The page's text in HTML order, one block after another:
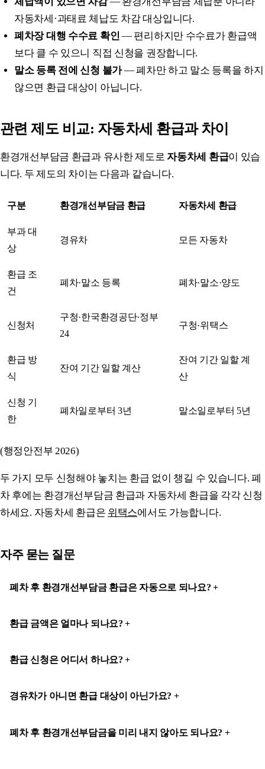
자동차세·과태료 체납도 차감 대상입니다.
폐차장 대행 수수료 확인 — 편리하지만 수수료가 환급액
보다 클 수 있으니 직접 신청을 권장합니다.
말소 등록 전에 신청 불가— 폐차만 하고 말소 등록을 하지
않으면 환급 대상이 아닙니다.
관련 제도 비교: 자동차세 환급과 차이
환경개선부담금 환급과 유사한 제도로 자동차세 환급이 있습
니다. 두 제도의 차이는 다음과 같습니다.
구분 환경개선부담금 환급 자동차세 환급
부과 대
상
경유차 모든 자동차
환급 조
건
폐차·말소 등록 폐차·말소·양도
신청처
구청·한국환경공단·정부
24
구청·위택스
환급 방
식
잔여 기간 일할 계산
잔여 기간 일할 계
산
신청 기
한
폐차일로부터 3년 말소일로부터 5년
(행정안전부 2026)
두 가지 모두 신청해야 놓치는 환급 없이 챙길 수 있습니다. 폐
차 후에는 환경개선부담금 환급과 자동차세 환급을 각각 신청
하세요. 자동차세 환급은 위택스에서도 가능합니다.
자주 묻는 질문
폐차 후 환경개선부담금 환급은 자동으로 되나요?
환급 금액은 얼마나 되나요?
환급 신청은 어디서 하나요?
경유차가 아니면 환급 대상이 아닌가요?
폐차 후 환경개선부담금을 미리 내지 않아도 되나요?